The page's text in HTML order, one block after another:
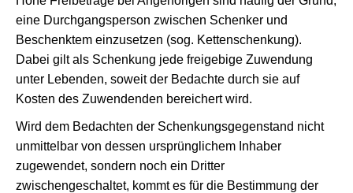
eine Durchgangsperson zwischen Schenker und
Beschenktem einzusetzen (sog. Kettenschenkung).
Dabei gilt als Schenkung jede freigebige Zuwendung
unter Lebenden, soweit der Bedachte durch sie auf
Kosten des Zuwendenden bereichert wird.
Wird dem Bedachten der Schenkungsgegenstand nicht
unmittelbar von dessen ursprünglichem Inhaber
zugewendet, sondern noch ein Dritter
zwischengeschaltet, kommt es für die Bestimmung der